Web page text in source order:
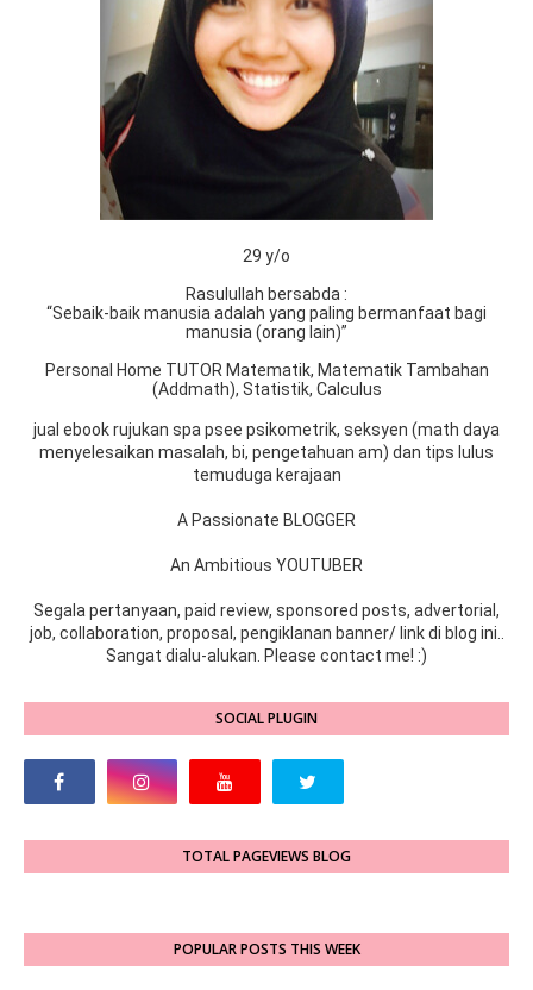
29 y/o
Rasulullah bersabda :
“Sebaik-baik manusia adalah yang paling bermanfaat bagi
manusia (orang lain)”
Personal Home TUTOR Matematik, Matematik Tambahan
(Addmath), Statistik, Calculus
jual ebook rujukan spa psee psikometrik, seksyen (math daya
menyelesaikan masalah, bi, pengetahuan am) dan tips lulus
temuduga kerajaan
A Passionate BLOGGER
An Ambitious YOUTUBER
Segala pertanyaan, paid review, sponsored posts, advertorial,
job, collaboration, proposal, pengiklanan banner/ link di blog ini..
Sangat dialu-alukan. Please contact me! :)
SOCIAL PLUGIN
TOTAL PAGEVIEWS BLOG
POPULAR POSTS THIS WEEK